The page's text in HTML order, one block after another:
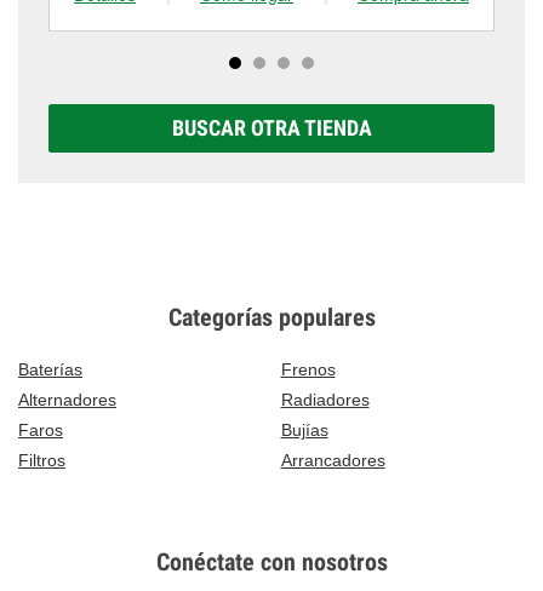
BUSCAR OTRA TIENDA
Categorías populares
Baterías
Frenos
Alternadores
Radiadores
Faros
Bujías
Filtros
Arrancadores
Conéctate con nosotros